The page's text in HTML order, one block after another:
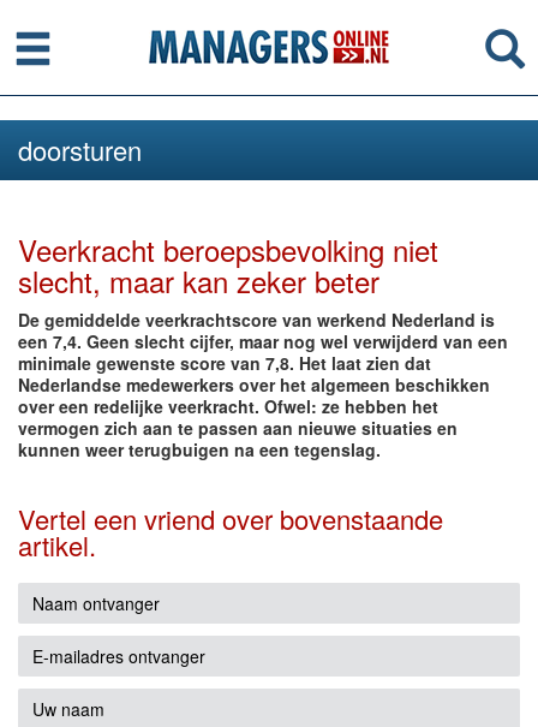
Menu
doorsturen
Veerkracht beroepsbevolking niet
slecht, maar kan zeker beter
De gemiddelde veerkrachtscore van werkend Nederland is
een 7,4. Geen slecht cijfer, maar nog wel verwijderd van een
minimale gewenste score van 7,8. Het laat zien dat
Nederlandse medewerkers over het algemeen beschikken
over een redelijke veerkracht. Ofwel: ze hebben het
vermogen zich aan te passen aan nieuwe situaties en
kunnen weer terugbuigen na een tegenslag.
Vertel een vriend over bovenstaande
artikel.